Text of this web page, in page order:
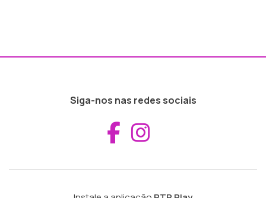
Siga-nos nas redes sociais
Aceder ao